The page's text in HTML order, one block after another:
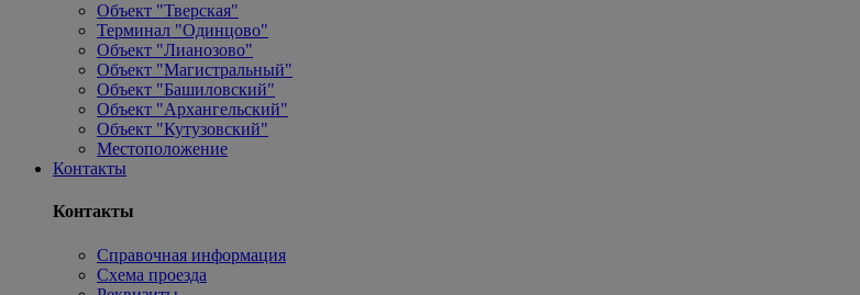
Объект "Тверская"
Терминал "Одинцово"
Объект "Лианозово"
Объект "Магистральный"
Объект "Башиловский"
Объект "Архангельский"
Объект "Кутузовский"
Местоположение
Контакты
Контакты
Справочная информация
Схема проезда